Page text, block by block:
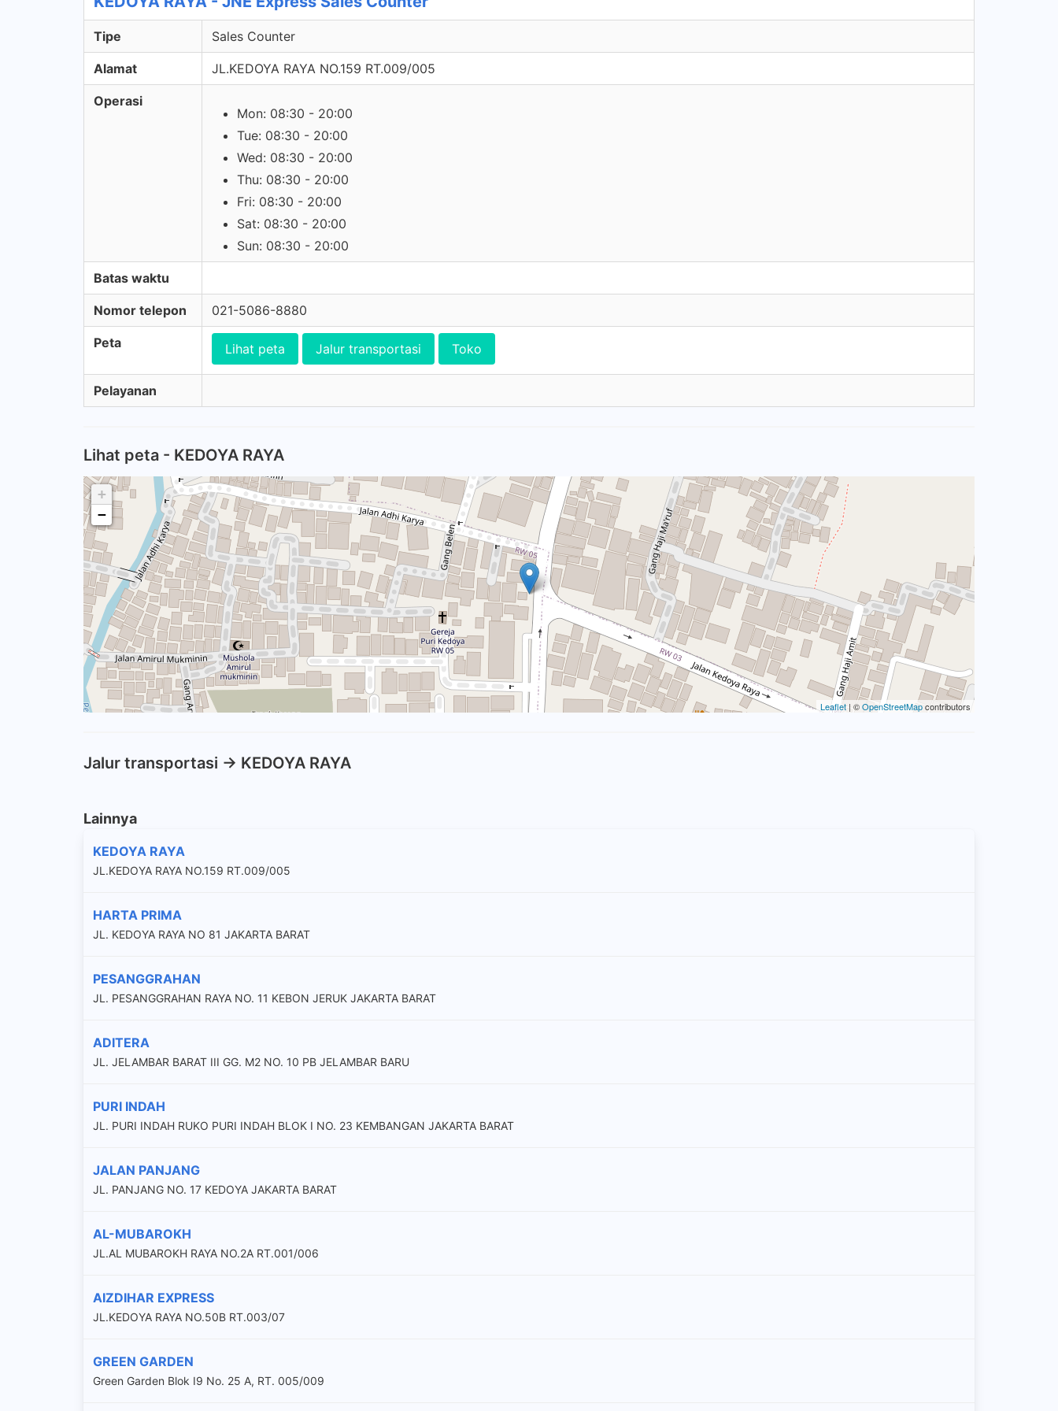
Tipe Sales Counter
Alamat JL.KEDOYA RAYA NO.159 RT.009/005
Operasi
Mon: 08:30 - 20:00
Tue: 08:30 - 20:00
Wed: 08:30 - 20:00
Thu: 08:30 - 20:00
Fri: 08:30 - 20:00
Sat: 08:30 - 20:00
Sun: 08:30 - 20:00
Batas waktu
Nomor telepon 021-5086-8880
Peta Lihat peta Jalur transportasi Toko
Pelayanan
Lihat peta - KEDOYA RAYA
+
−
Leaflet | ©OpenStreetMapcontributors
Jalur transportasi -> KEDOYA RAYA
Lainnya
KEDOYA RAYA
JL.KEDOYA RAYA NO.159 RT.009/005
HARTA PRIMA
JL. KEDOYA RAYA NO 81 JAKARTA BARAT
PESANGGRAHAN
JL. PESANGGRAHAN RAYA NO. 11 KEBON JERUK JAKARTA BARAT
ADITERA
JL. JELAMBAR BARAT III GG. M2 NO. 10 PB JELAMBAR BARU
PURI INDAH
JL. PURI INDAH RUKO PURI INDAH BLOK I NO. 23 KEMBANGAN JAKARTA BARAT
JALAN PANJANG
JL. PANJANG NO. 17 KEDOYA JAKARTA BARAT
AL-MUBAROKH
JL.AL MUBAROKH RAYA NO.2A RT.001/006
AIZDIHAR EXPRESS
JL.KEDOYA RAYA NO.50B RT.003/07
GREEN GARDEN
Green Garden Blok I9 No. 25 A, RT. 005/009